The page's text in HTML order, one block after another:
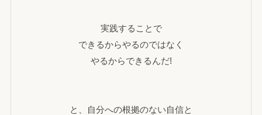
実践することで
できるからやるのではなく
やるからできるんだ!
と、自分への根拠のない自信と